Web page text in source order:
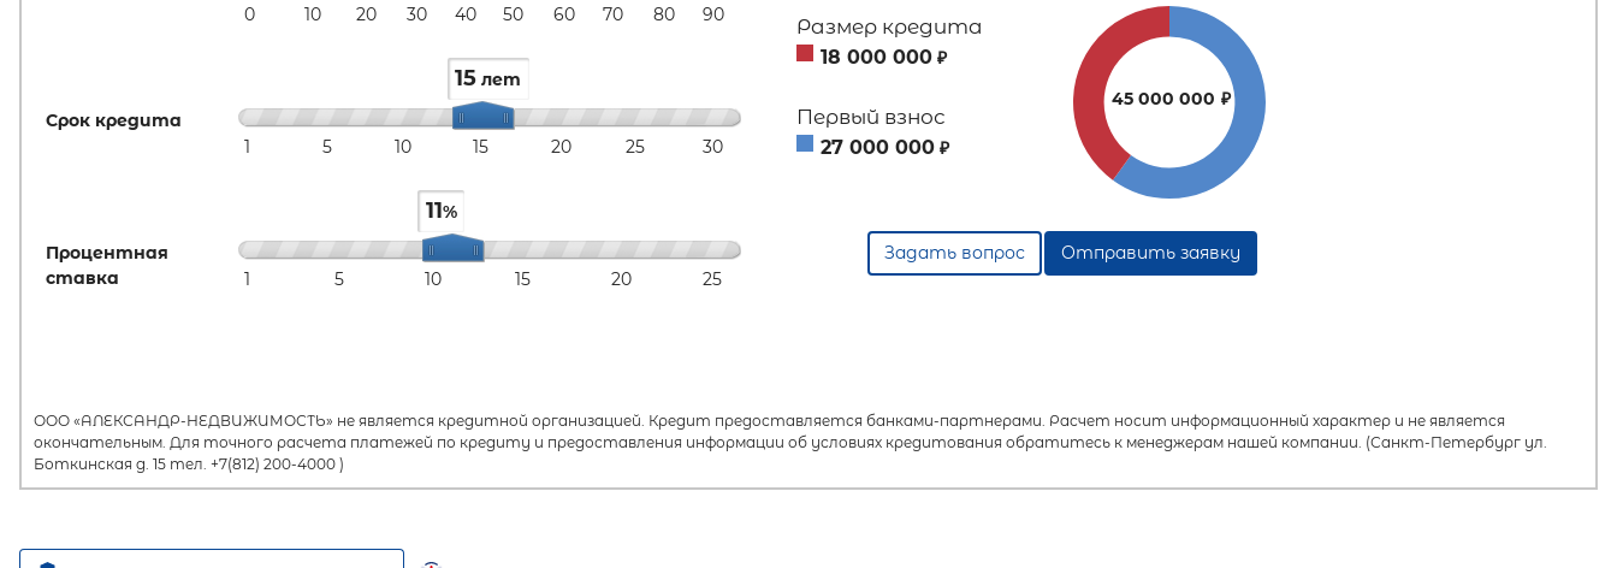
0 10 20 30 40 50 60 70 80 90
Срок кредита
15 лет
1 5 10 15 20 25 30
Процентная
ставка
11%
1 5 10 15 20 25
Размер кредита
18 000 000 ₽
Первый взнос
27 000 000 ₽
45 000 000 ₽
Задать вопрос Отправить заявку
ООО «АЛЕКСАНДР-НЕДВИЖИМОСТЬ» не является кредитной организацией. Кредит предоставляется банками-партнерами. Расчет носит информационный характер и не является
окончательным. Для точного расчета платежей по кредиту и предоставления информации об условиях кредитования обратитесь к менеджерам нашей компании. (Санкт-Петербург ул.
Боткинская д. 15 тел. +7(812) 200-4000 )